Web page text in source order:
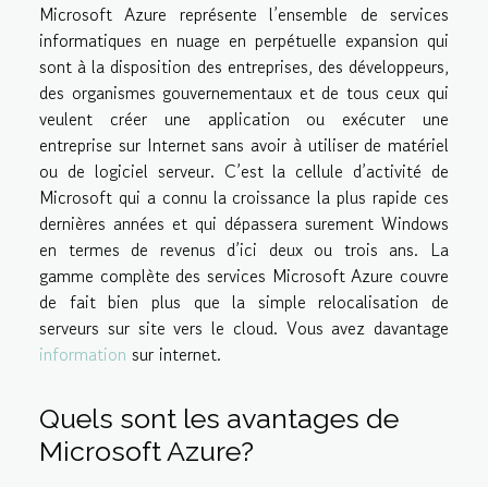
Microsoft Azure représente l’ensemble de services
informatiques en nuage en perpétuelle expansion qui
sont à la disposition des entreprises, des développeurs,
des organismes gouvernementaux et de tous ceux qui
veulent créer une application ou exécuter une
entreprise sur Internet sans avoir à utiliser de matériel
ou de logiciel serveur. C’est la cellule d’activité de
Microsoft qui a connu la croissance la plus rapide ces
dernières années et qui dépassera surement Windows
en termes de revenus d’ici deux ou trois ans. La
gamme complète des services Microsoft Azure couvre
de fait bien plus que la simple relocalisation de
serveurs sur site vers le cloud. Vous avez davantage
information sur internet.
Quels sont les avantages de
Microsoft Azure?